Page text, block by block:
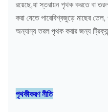
রয়েছে,যা স্তরায়ন পৃথক করতে বা
করা যেতে পারেবিশ্বজুড়ে মাছের
অন্যান্য তরল পৃথক করার জন্য
পৃথকীকরণ নীতি